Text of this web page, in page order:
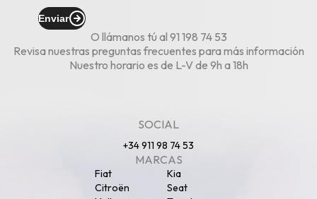
Enviar
O llámanos tú al 91 198 74 53
Revisa nuestras preguntas frecuentes para más información
Nuestro horario es de L-V de 9h a 18h
SOCIAL
+34 911 98 74 53
MARCAS
Fiat
Kia
Citroën
Seat